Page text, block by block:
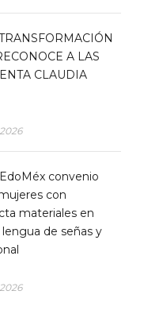
A LAS
CLAUDIA
convenio
con
materiales en
de señas y